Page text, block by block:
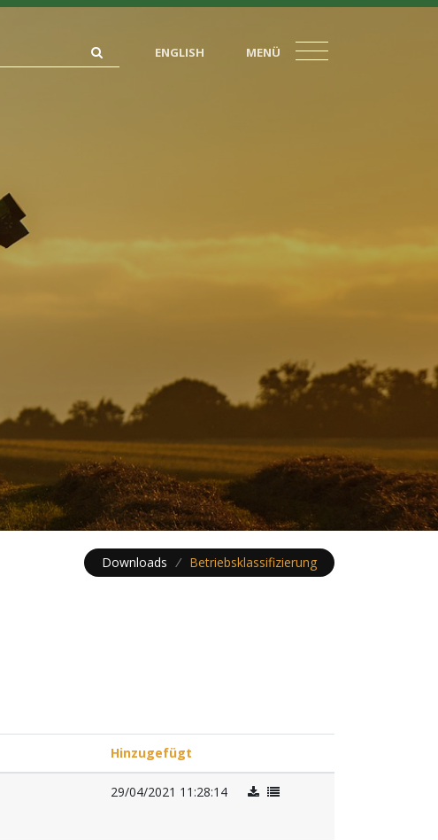
ENGLISH MENÜ
Downloads / Betriebsklassifizierung
Hinzugefügt
29/04/2021 11:28:14